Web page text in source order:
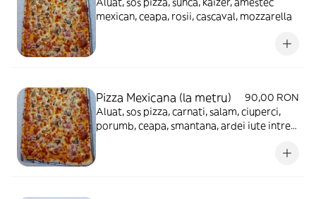
mexican, ceapa, rosii, cascaval, mozzarella
Pizza Mexicana (la metru)
90,00 RON
Aluat, sos pizza, carnati, salam, ciuperci,
porumb, ceapa, smantana, ardei iute intreg,